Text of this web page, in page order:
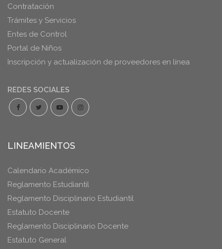
Contratación
Trámites y Servicios
Entes de Control
Portal de Niños
Inscripción y actualización de proveedores en línea
REDES SOCIALES
LINEAMIENTOS
Calendario Académico
Reglamento Estudiantil
Reglamento Disciplinario Estudiantil
Estatuto Docente
Reglamento Disciplinario Docente
Estatuto General